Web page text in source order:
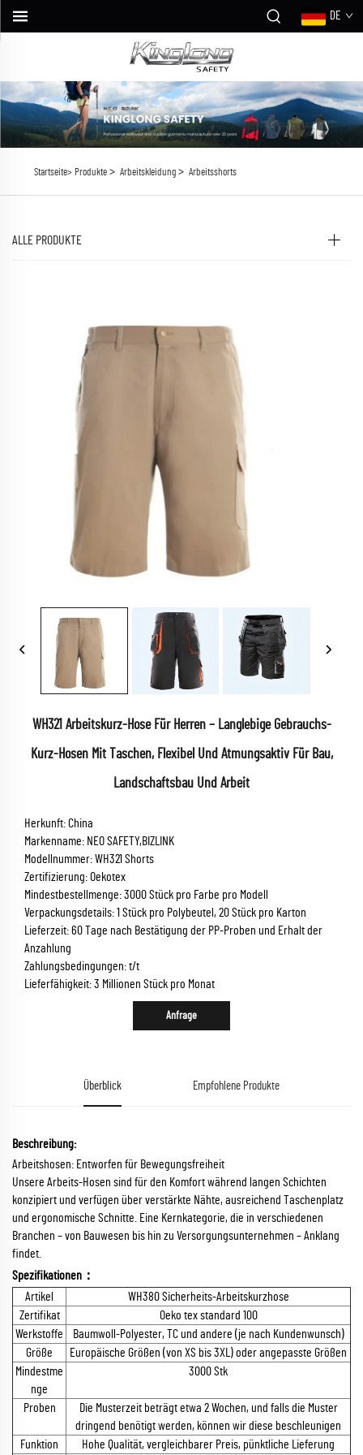
DE
Startseite> Produkte> Arbeitskleidung> Arbeitsshorts
ALLE PRODUKTE
WH321 Arbeitskurz-Hose Für Herren – Langlebige Gebrauchs-
Kurz-Hosen Mit Taschen, Flexibel Und Atmungsaktiv Für Bau,
Landschaftsbau Und Arbeit
Herkunft: China
Markenname: NEO SAFETY,BIZLINK
Modellnummer: WH321 Shorts
Zertifizierung: Oekotex
Mindestbestellmenge: 3000 Stück pro Farbe pro Modell
Verpackungsdetails: 1 Stück pro Polybeutel, 20 Stück pro Karton
Lieferzeit: 60 Tage nach Bestätigung der PP-Proben und Erhalt der
Anzahlung
Zahlungsbedingungen: t/t
Lieferfähigkeit: 3 Millionen Stück pro Monat
Anfrage
Überblick Empfohlene Produkte
Beschreibung:
Arbeitshosen: Entworfen für Bewegungsfreiheit
Unsere Arbeits-Hosen sind für den Komfort während langen Schichten
konzipiert und verfügen über verstärkte Nähte, ausreichend Taschenplatz
und ergonomische Schnitte. Eine Kernkategorie, die in verschiedenen
Branchen – von Bauwesen bis hin zu Versorgungsunternehmen – Anklang
findet.
Spezifikationen：
Artikel
WH380 Sicherheits-Arbeitskurzhose
Zertifikat
Oeko tex standard 100
Werkstoffe
Baumwoll-Polyester, TC und andere (je nach Kundenwunsch)
Größe
Europäische Größen (von XS bis 3XL) oder angepasste Größen
Mindestme
nge
3000 Stk
Proben
Die Musterzeit beträgt etwa 2 Wochen, und falls die Muster
dringend benötigt werden, können wir diese beschleunigen
Funktion
Hohe Qualität, vergleichbarer Preis, pünktliche Lieferung